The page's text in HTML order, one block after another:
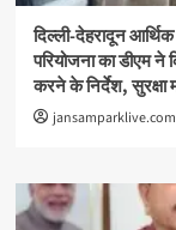
दिल्ली-देहरादून
परियोजना का डीएम ने
करने के निर्देश, सुरक्षा
jansamparklive.com